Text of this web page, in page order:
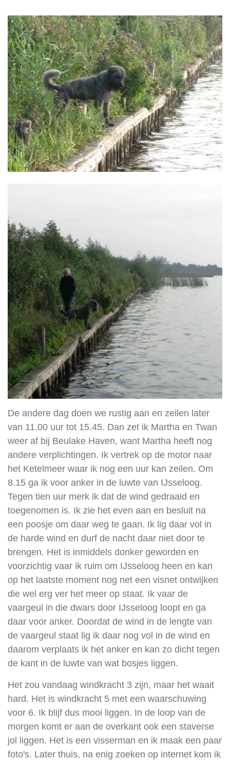
De andere dag doen we rustig aan en zeilen later
van 11.00 uur tot 15.45. Dan zet ik Martha en Twan
weer af bij Beulake Haven, want Martha heeft nog
andere verplichtingen. Ik vertrek op de motor naar
het Ketelmeer waar ik nog een uur kan zeilen. Om
8.15 ga ik voor anker in de luwte van IJsseloog.
Tegen tien uur merk ik dat de wind gedraaid en
toegenomen is. Ik zie het even aan en besluit na
een poosje om daar weg te gaan. Ik lig daar vol in
de harde wind en durf de nacht daar niet door te
brengen. Het is inmiddels donker geworden en
voorzichtig vaar ik ruim om IJsseloog heen en kan
op het laatste moment nog net een visnet ontwijken
die wel erg ver het meer op staat. Ik vaar de
vaargeul in die dwars door IJsseloog loopt en ga
daar voor anker. Doordat de wind in de lengte van
de vaargeul staat lig ik daar nog vol in de wind en
daarom verplaats ik het anker en kan zo dicht tegen
de kant in de luwte van wat bosjes liggen.
Het zou vandaag windkracht 3 zijn, maar het waait
hard. Het is windkracht 5 met een waarschuwing
voor 6. Ik blijf dus mooi liggen. In de loop van de
morgen komt er aan de overkant ook een staverse
jol liggen. Het is een visserman en ik maak een paar
foto's. Later thuis, na enig zoeken op internet kom ik